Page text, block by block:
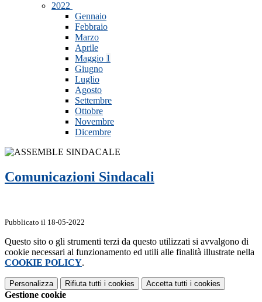
2022
Gennaio
Febbraio
Marzo
Aprile
Maggio 1
Giugno
Luglio
Agosto
Settembre
Ottobre
Novembre
Dicembre
Comunicazioni Sindacali
Pubblicato il 18-05-2022
Questo sito o gli strumenti terzi da questo utilizzati si avvalgono di
cookie necessari al funzionamento ed utili alle finalità illustrate nella
COOKIE POLICY.
Personalizza Rifiuta tutti i cookies Accetta tutti i cookies
Gestione cookie